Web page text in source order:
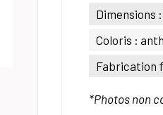
Dimensions :
Coloris :
Fabrication
*Photos non